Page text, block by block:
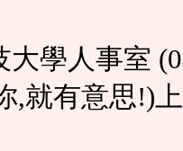
學人事室
,就有意思!)